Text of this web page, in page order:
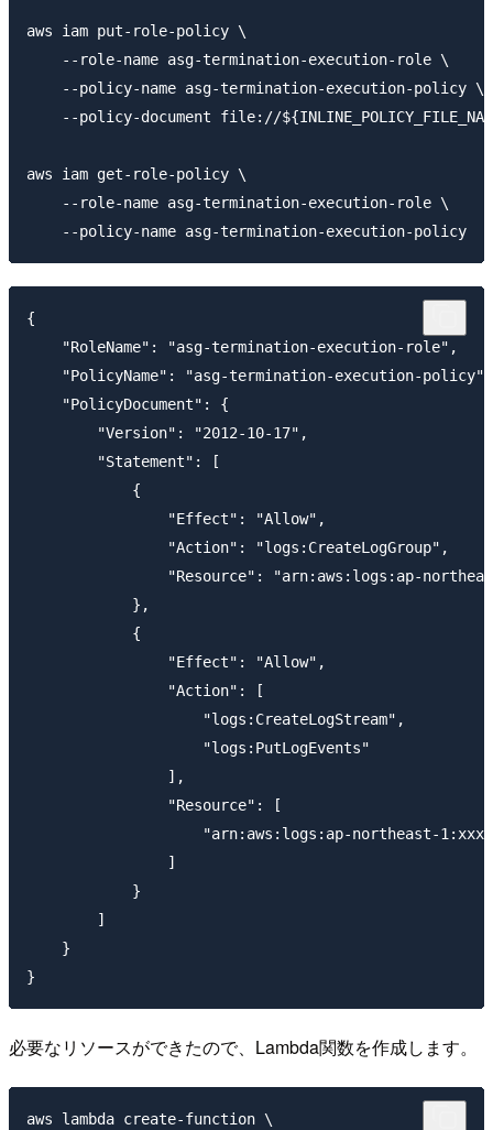
aws iam put-role-policy \
    --role-name asg-termination-execution-role \
    --policy-name asg-termination-execution-policy \
--policy-document file://
aws iam get-role-policy \
    --role-name asg-termination-execution-role \
{
    "RoleName": "asg-termination-execution-role",
    "PolicyName": "asg-termination-execution-policy",
    "PolicyDocument": {
        "Version": "2012-10-17",
        "Statement": [
            {
                "Effect": "Allow",
                "Action": "logs:CreateLogGroup",
"Resource": "arn:aws:logs:ap-
            },
            {
                "Effect": "Allow",
                "Action": [
                    "logs:CreateLogStream",
                    "logs:PutLogEvents"
                ],
                "Resource": [
"arn:aws:logs:ap-northeast-
                ]
            }
        ]
    }
必要なリソースができたので、Lambda関数を作成します。
aws lambda create-function \